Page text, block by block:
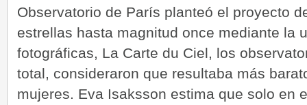
Observatorio de París planteó el proyecto
estrellas hasta magnitud once mediante la
fotográficas, La Carte du Ciel, los
total, consideraron que resultaba más
mujeres. Eva Isaksson estima que solo en